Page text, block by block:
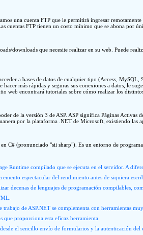
una cuenta FTP que le permitirá ingresar
cuentas FTP tienen un costo mínimo que se abona por
downloads que necesite realizar en su web. Puede
a bases de datos de cualquier tipo (Access,
hacer más rápidas y seguras sus conexiones a datos,
encontrará tutoriales sobre cómo realizar los distintos
de la versión 3 de ASP. ASP significa Páginas
por la plataforma .NET de Microsoft, existiendo las
C# (pronunciado "sii sharp"). Es un entorno de
Runtime compilado que se ejecuta en el servidor. A
espectacular del rendimiento antes de siquiera
decenas de lenguajes de programación compilables,
trabajo de ASP.NET se complementa con herramientas
que proporciona esta eficaz herramienta.
el sencillo envío de formularios y la autenticación